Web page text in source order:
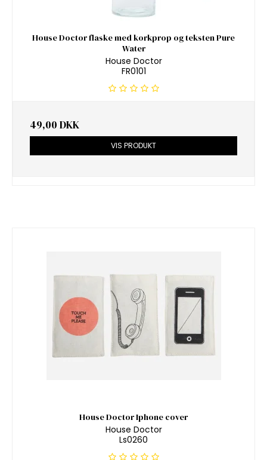
House Doctor flaske med korkprop og teksten Pure
Water
House Doctor
FR0101
49,00 DKK
VIS PRODUKT
House Doctor Iphone cover
House Doctor
Ls0260